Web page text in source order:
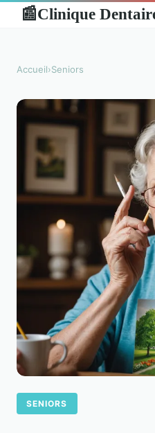
📰Clinique
Accueil›Seniors
SENIORS